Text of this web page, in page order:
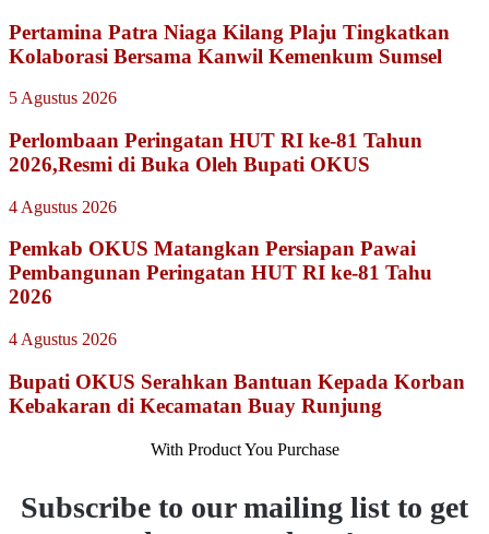
Pertamina Patra Niaga Kilang Plaju Tingkatkan
Kolaborasi Bersama Kanwil Kemenkum Sumsel
5 Agustus 2026
Perlombaan Peringatan HUT RI ke-81 Tahun
2026,Resmi di Buka Oleh Bupati OKUS
4 Agustus 2026
Pemkab OKUS Matangkan Persiapan Pawai
Pembangunan Peringatan HUT RI ke-81 Tahu
2026
4 Agustus 2026
Bupati OKUS Serahkan Bantuan Kepada Korban
Kebakaran di Kecamatan Buay Runjung
With Product You Purchase
Subscribe to our mailing list to get